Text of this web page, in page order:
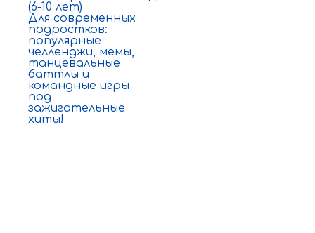
(6-10 лет)
Для современных
подростков:
популярные
челленджи, мемы,
танцевальные
баттлы и
командные игры
под
зажигательные
хиты!